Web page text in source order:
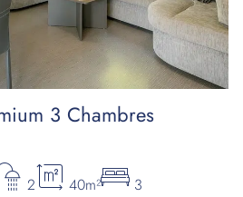
3 Chambres
2 40m² 3